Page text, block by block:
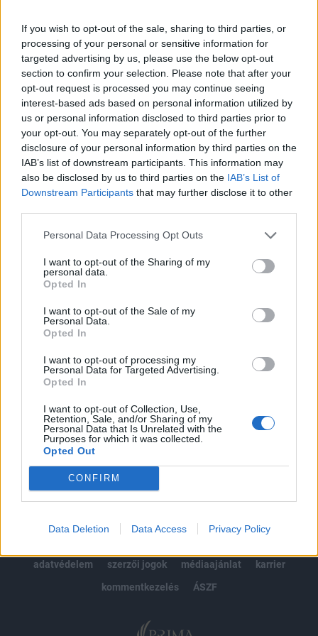
If you wish to opt-out of the sale, sharing to third parties, or
processing of your personal or sensitive information for
targeted advertising by us, please use the below opt-out
section to confirm your selection. Please note that after your
opt-out request is processed you may continue seeing
interest-based ads based on personal information utilized by
us or personal information disclosed to third parties prior to
your opt-out. You may separately opt-out of the further
disclosure of your personal information by third parties on the
IAB’s list of downstream participants. This information may
also be disclosed by us to third parties on the IAB’s List of
Downstream Participants that may further disclose it to other
Personal Data Processing Opt Outs
I want to opt-out of the Sharing of my
personal data.
Opted In
I want to opt-out of the Sale of my
Personal Data.
Opted In
I want to opt-out of processing my
Personal Data for Targeted Advertising.
Opted In
I want to opt-out of Collection, Use,
Retention, Sale, and/or Sharing of my
Personal Data that Is Unrelated with the
Purposes for which it was collected.
Opted Out
CONFIRM
Data Deletion Data Access Privacy Policy
A mai, harmadik GDP-jelentés előtt azt várták az elemzők,
hogy a második negyedéves GDP-növekedés marad 3,7%-
on. A fogyasztáson belül az egészségügyi és szállítási
kiadások emelkedtek gyorsabban, így összességében ez a
felhasználási tétel 3,1% helyett 3,6%-kal bővült.Az USA fő
GDP-növekedési száma egy negyedéves évesített mutató,
ezért igazából a friss adat alig...
KEDVES OLVASÓNK!
regisztrációhoz kötött.
Az előfizetés a következőket tartalmazza:
Portfolio.hu teljes cikkarchívum
kötéslistái
Előfizetés
MÁR ELŐFIZETŐNK VAGY?BEJELENTKEZÉS
adatvédelem
szerzői jogok médiaajánlat
karrier
kommentkezelés
ÁSZF